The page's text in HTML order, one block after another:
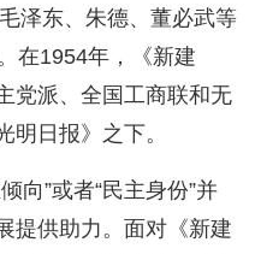
泽东、朱德、董必武等
在1954年，《新建
党派、全国工商联和无
明日报》之下。
向”或者“民主身份”并
提供助力。面对《新建